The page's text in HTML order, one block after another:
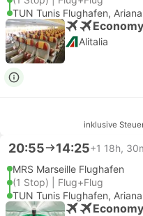
TUN Tunis Flughafen, Ariana
Alitalia
inklusive
20:55 14:25+1 18h,
MRS Marseille Flughafen
(1 Stop) | Flug+Flug
TUN Tunis Flughafen, Ariana